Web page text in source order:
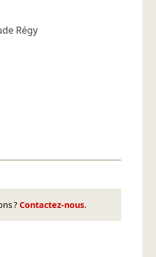
Régy
? Contactez-nous.